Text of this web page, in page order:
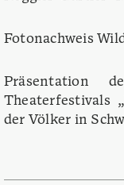
Fotonachweis
Präsentation
Theaterfestivals
der Völker in